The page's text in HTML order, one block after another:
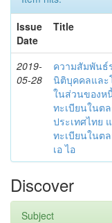
Issue
Date
Title
2019-
05-28
ความสัมพันธ์
นิติบุคคลและ
ในส่วนของห
ทะเบียนในต
ประเทศไทย
ทะเบียนในต
เอ ไอ
Discover
Subject